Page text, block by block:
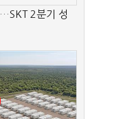
2분기 성